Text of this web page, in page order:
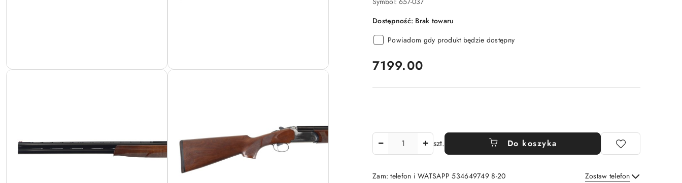
Dostępność: Brak towaru
Powiadom gdy produkt będzie dostępny
cena:
7199.00
szt. Do koszyka
Zam: telefon i WATSAPP 534649749 8-20 Zostaw telefon